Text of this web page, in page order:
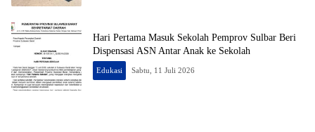
Hari Pertama Masuk Sekolah Pemprov Sulbar Beri
Dispensasi ASN Antar Anak ke Sekolah
Edukasi Sabtu, 11 Juli 2026